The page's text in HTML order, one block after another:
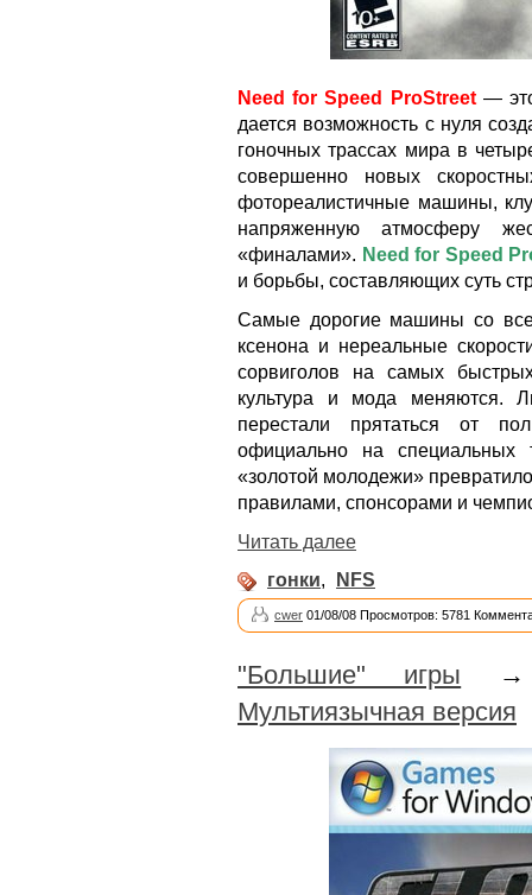
Need for Speed ProStreet— это
дается возможность с нуля
гоночных трассах мира в
совершенно новых
фотореалистичные машины,
напряженную атмосферу
«финалами». Need for Speed
и борьбы, составляющих суть
Самые дорогие машины со
ксенона и нереальные
сорвиголов на самых
культура и мода меняются.
перестали прятаться от
официально на специальных
«золотой молодежи»
правилами, спонсорами и
Читать далее
гонки, NFS
cwer 01/08/08 Просмотров: 5781
"Большие" игры
Мультиязычная версия